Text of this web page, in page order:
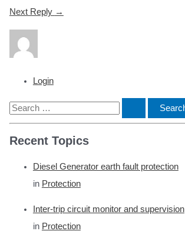
Login
S
e
a
Recent Topics
Diesel Generator earth fault protection
in Protection
Inter-trip circuit monitor and supervision
in Protection
Post
Next Reply →